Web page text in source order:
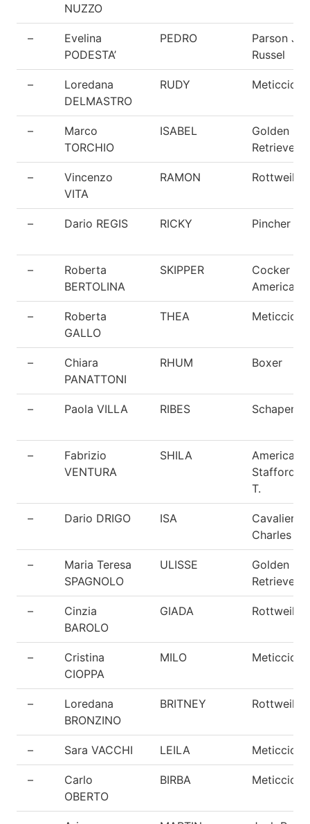
NUZZO
–
Evelina
PODESTA’
PEDRO
Parson
Russel
–
Loredana
DELMASTRO
RUDY Meticcio
–
Marco
TORCHIO
ISABEL
Golden
Retriever
–
Vincenzo
VITA
RAMON Rottweiler
– Dario REGIS RICKY Pincher
–
Roberta
BERTOLINA
SKIPPER
Cocker
Americano
–
Roberta
GALLO
THEA Meticcio
–
Chiara
PANATTONI
RHUM Boxer
– Paola VILLA RIBES
–
Fabrizio
VENTURA
SHILA
American
T.
– Dario DRIGO ISA
Cavalier
Charles
–
Maria Teresa
SPAGNOLO
ULISSE
Golden
Retriever
–
Cinzia
BAROLO
GIADA Rottweiler
–
Cristina
CIOPPA
MILO Meticcio
–
Loredana
BRONZINO
BRITNEY Rottweiler
– Sara VACCHI LEILA Meticcio
–
Carlo
OBERTO
BIRBA Meticcio